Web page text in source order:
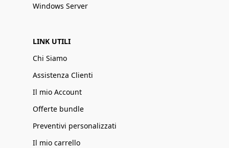
Windows Server
LINK UTILI
Chi Siamo
Assistenza Clienti
Il mio Account
Offerte bundle
Preventivi personalizzati
Il mio carrello